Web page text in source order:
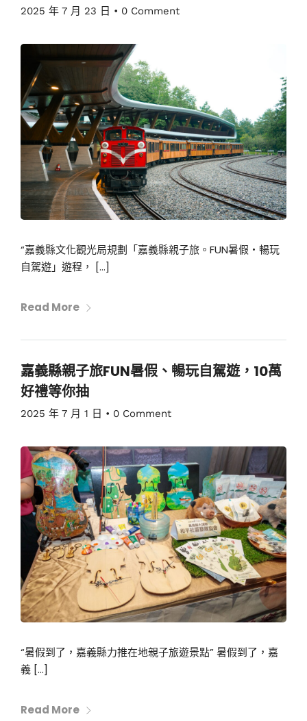
2025 年 7 月 23 日 • 0 Comment
“嘉義縣文化觀光局規劃「嘉義縣親子旅。FUN暑假・暢玩
自駕遊」遊程， […]
Read More
嘉義縣親子旅FUN暑假、暢玩自駕遊，10萬
好禮等你抽
2025 年 7 月 1 日 • 0 Comment
“暑假到了，嘉義縣力推在地親子旅遊景點” 暑假到了，嘉
義 […]
Read More